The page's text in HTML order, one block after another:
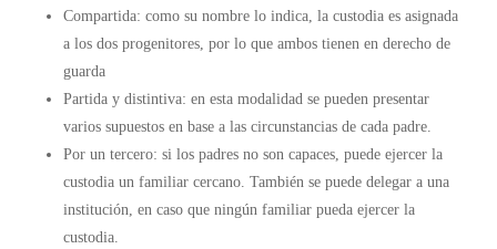
Compartida: como su nombre lo indica, la custodia es asignada
a los dos progenitores, por lo que ambos tienen en derecho de
guarda
Partida y distintiva: en esta modalidad se pueden presentar
varios supuestos en base a las circunstancias de cada padre.
Por un tercero: si los padres no son capaces, puede ejercer la
custodia un familiar cercano. También se puede delegar a una
institución, en caso que ningún familiar pueda ejercer la
custodia.